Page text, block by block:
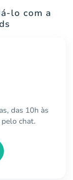
lo com a
das 10h às
chat.